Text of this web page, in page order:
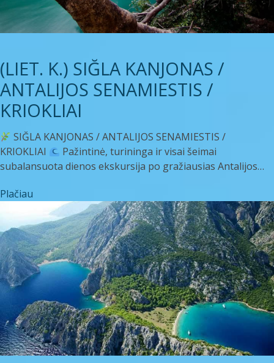
(LIET. K.) SIĞLA KANJONAS /
ANTALIJOS SENAMIESTIS /
KRIOKLIAI
SIĞLA KANJONAS / ANTALIJOS SENAMIESTIS /
KRIOKLIAI
Pažintinė, turininga ir visai šeimai
subalansuota dienos ekskursija po gražiausias Antalijos…
Plačiau